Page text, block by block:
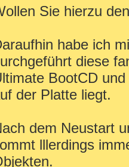
Sie hierzu
habe ich
diese
BootCD
der Platte liegt.
dem Neustart
lllerdings